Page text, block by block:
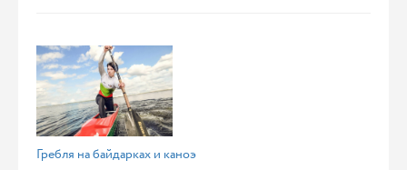
Гребля на байдарках и каноэ